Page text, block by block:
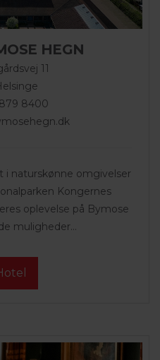
HEGN
11
8400
naturskønne omgivelser
Kongernes
oplevelse på Bymose
muligheder...